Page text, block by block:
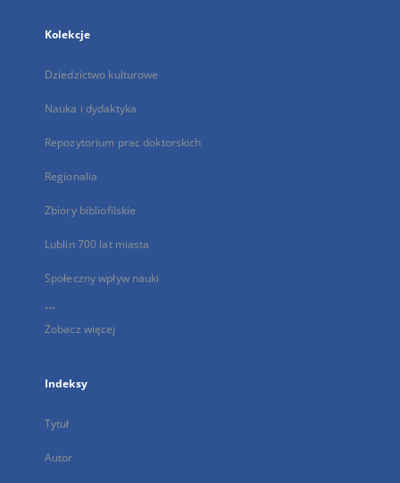
Kolekcje
Dziedzictwo kulturowe
Nauka i dydaktyka
Repozytorium prac doktorskich
Regionalia
Zbiory bibliofilskie
Lublin 700 lat miasta
Społeczny wpływ nauki
...
Zobacz więcej
Indeksy
Tytuł
Autor